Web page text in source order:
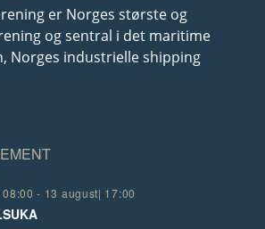
er Norges største og
og sentral i det maritime
Norges industrielle shipping
- 13 august| 17:00